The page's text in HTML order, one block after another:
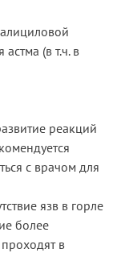
(в т.ч. в
реакций
с врачом для
язв в горле
более
в